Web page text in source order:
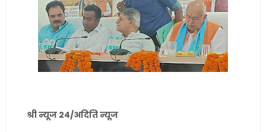
श्री न्यूज 24/अदिति न्यूज